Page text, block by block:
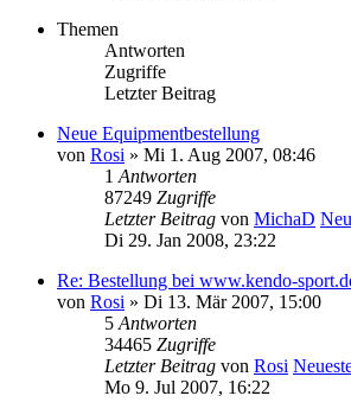
Themen
Antworten
Zugriffe
Letzter Beitrag
Neue Equipmentbestellung
von Rosi » Mi 1. Aug 2007, 08:46
1 Antworten
87249 Zugriffe
Letzter Beitrag von MichaD
Di 29. Jan 2008, 23:22
Re: Bestellung bei www.kendo-
von Rosi » Di 13. Mär 2007, 15:00
5 Antworten
34465 Zugriffe
Letzter Beitrag von Rosi
Mo 9. Jul 2007, 16:22